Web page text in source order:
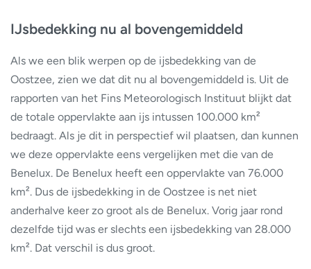
IJsbedekking nu al bovengemiddeld
Als we een blik werpen op de ijsbedekking van de
Oostzee, zien we dat dit nu al bovengemiddeld is. Uit de
rapporten van het Fins Meteorologisch Instituut blijkt dat
de totale oppervlakte aan ijs intussen 100.000 km²
bedraagt. Als je dit in perspectief wil plaatsen, dan kunnen
we deze oppervlakte eens vergelijken met die van de
Benelux. De Benelux heeft een oppervlakte van 76.000
km². Dus de ijsbedekking in de Oostzee is net niet
anderhalve keer zo groot als de Benelux. Vorig jaar rond
dezelfde tijd was er slechts een ijsbedekking van 28.000
km². Dat verschil is dus groot.